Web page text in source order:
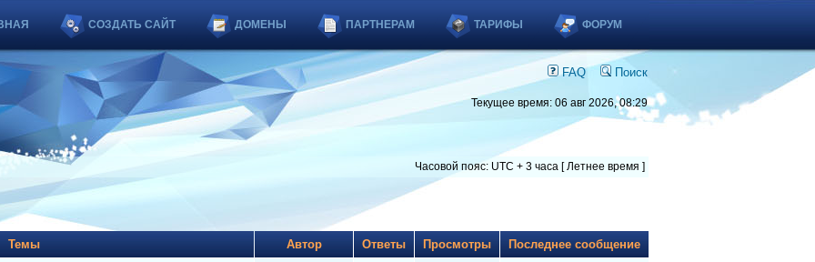
СОЗДАТЬ САЙТ ДОМЕНЫ ПАРТНЕРАМ ТАРИФЫ ФОРУМ
FAQ Поиск
Текущее время: 06 авг 2026, 08:29
Часовой пояс: UTC + 3 часа [ Летнее время ]
Темы Автор Ответы Просмотры Последнее сообщение